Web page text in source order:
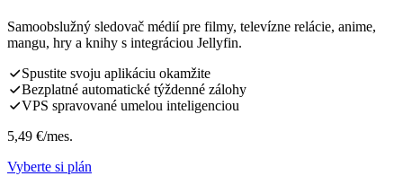
Samoobslužný sledovač médií pre filmy, televízne relácie, anime,
mangu, hry a knihy s integráciou Jellyfin.
Spustite svoju aplikáciu okamžite
Bezplatné automatické týždenné zálohy
VPS spravované umelou inteligenciou
5,49 €/mes.
Vyberte si plán